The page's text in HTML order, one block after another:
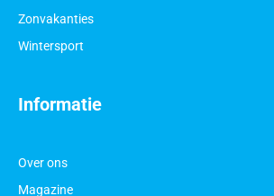
Informatie
Over ons
Magazine
Zonvakanties
Wintersport